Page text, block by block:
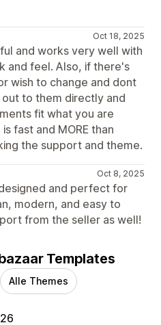
Oct 18, 2025
and works very well with
and feel. Also, if there's
wish to change and dont
to them directly and
fit what you are
fast and MORE than
the support and theme.
Oct 8, 2025
and perfect for
modern, and easy to
from the seller as well!
Templates
Alle Themes